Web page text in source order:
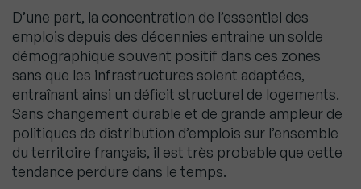
D’une part, la concentration de l’essentiel des
emplois depuis des décennies entraine un solde
démographique souvent positif dans ces zones
sans que les infrastructures soient adaptées,
entraînant ainsi un déficit structurel de logements.
Sans changement durable et de grande ampleur de
politiques de distribution d’emplois sur l’ensemble
du territoire français, il est très probable que cette
tendance perdure dans le temps.